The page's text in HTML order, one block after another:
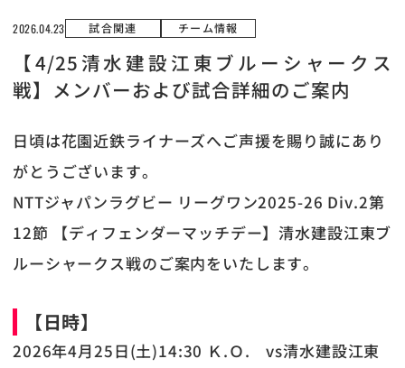
2026.04.23 試合関連 チーム情報
【4/25清水建設江東ブルーシャークス
戦】メンバーおよび試合詳細のご案内
日頃は花園近鉄ライナーズへご声援を賜り誠にあり
がとうございます。
NTTジャパンラグビー リーグワン2025-26 Div.2第
12節 【ディフェンダーマッチデー】清水建設江東ブ
ルーシャークス戦のご案内をいたします。
【日時】
2026年4月25日(土)14:30 Ｋ.Ｏ. vs清水建設江東